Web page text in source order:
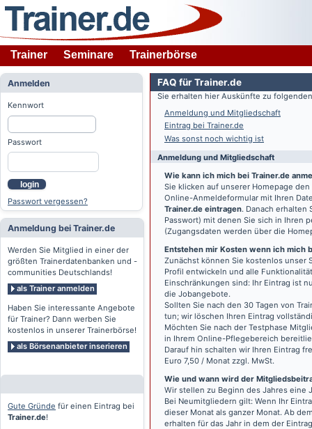
Trainer Seminare Trainerbörse
Anmelden
Kennwort
Passwort
login
Passwort vergessen?
Anmeldung bei Trainer.de
Werden Sie Mitglied in einer der
größten Trainerdatenbanken und -
communities Deutschlands!
als Trainer anmelden
Haben Sie interessante Angebote
für Trainer? Dann werben Sie
kostenlos in unserer Trainerbörse!
als Börsenanbieter inserieren
Gute Gründe für einen Eintrag bei
Trainer.de!
FAQ für Trainer.de
Sie erhalten hier Auskünfte zu
Anmeldung und Mitgliedschaft
Eintrag bei Trainer.de
Was sonst noch wichtig ist
Anmeldung und Mitgliedschaft
Wie kann ich mich bei Trainer.de
Sie klicken auf unserer Homepage
Online-Anmeldeformular mit Ihren
Trainer.de eintragen. Danach erhalten
Passwort) mit denen Sie sich in Ihren
(Zugangsdaten werden über die
Entstehen mir Kosten wenn ich mich
Zunächst können Sie kostenlos unser
Profil entwickeln und alle
Einschränkungen sind: Ihr Eintrag ist
die Jobangebote.
Sollten Sie nach den 30 Tagen von
tun; wir löschen Ihren Eintrag
Möchten Sie nach der Testphase
in Ihrem Online-Pflegebereich
Darauf hin schalten wir Ihren Eintrag
Euro 7,50 / Monat zzgl. MwSt.
Wie und wann wird der
Wir stellen zu Beginn des Jahres eine
Bei Neumitgliedern gilt: Wenn Ihr
dieser Monat als ganzer Monat. Ab
erhalten für das Jahr in dem der